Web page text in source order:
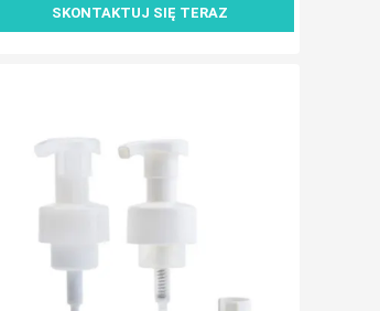
SKONTAKTUJ SIĘ TERAZ